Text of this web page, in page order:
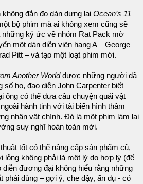
đắn đo dàn dựng lại Ocean’s 11
bộ phim mà ai không xem cũng sẽ
những ký ức về nhóm Rat Pack mờ
một dàn diễn viên hạng A – George
Pitt – và tạo một loạt phim mới.
Another Worldđược những người đã
số họ, đạo diễn John Carpenter biết
ông có thể đưa câu chuyện quái vật
hành tinh với tài biến hình thâm
nhân vật chính. Đó là một phim làm lại
suy nghĩ hoàn toàn mới.
tốt có thể nâng cấp sản phẩm cũ,
không phải là một lý do hợp lý (để
diễn đương đại không hiểu rằng những
phải dùng – gợi ý, che đậy, ẩn dụ - có